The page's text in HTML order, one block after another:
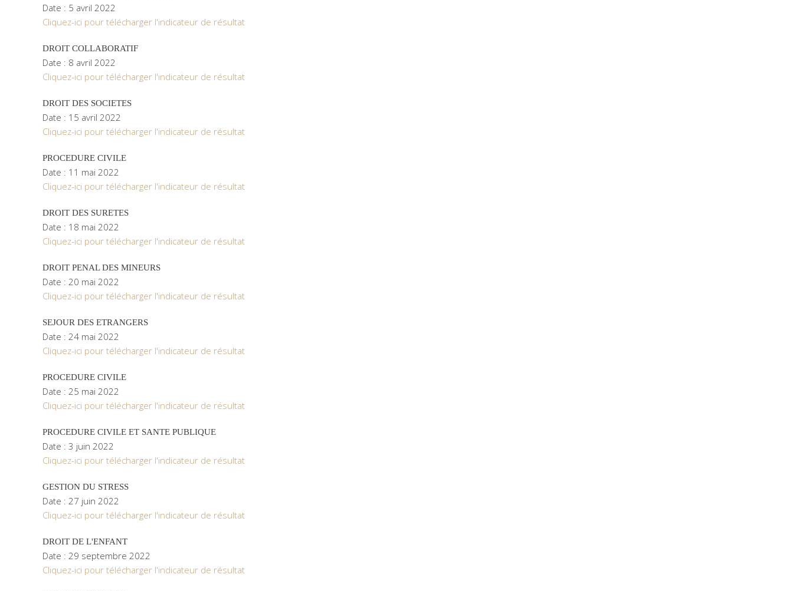
Date : 5 avril 2022
Cliquez-ici pour télécharger l'indicateur de résultat
DROIT COLLABORATIF
Date : 8 avril 2022
Cliquez-ici pour télécharger l'indicateur de résultat
DROIT DES SOCIETES
Date : 15 avril 2022
Cliquez-ici pour télécharger l'indicateur de résultat
PROCEDURE CIVILE
Date : 11 mai 2022
Cliquez-ici pour télécharger l'indicateur de résultat
DROIT DES SURETES
Date : 18 mai 2022
Cliquez-ici pour télécharger l'indicateur de résultat
DROIT PENAL DES MINEURS
Date : 20 mai 2022
Cliquez-ici pour télécharger l'indicateur de résultat
SEJOUR DES ETRANGERS
Date : 24 mai 2022
Cliquez-ici pour télécharger l'indicateur de résultat
PROCEDURE CIVILE
Date : 25 mai 2022
Cliquez-ici pour télécharger l'indicateur de résultat
PROCEDURE CIVILE ET SANTE PUBLIQUE
Date : 3 juin 2022
Cliquez-ici pour télécharger l'indicateur de résultat
GESTION DU STRESS
Date : 27 juin 2022
Cliquez-ici pour télécharger l'indicateur de résultat
DROIT DE L'ENFANT
Date : 29 septembre 2022
Cliquez-ici pour télécharger l'indicateur de résultat